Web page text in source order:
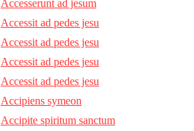
Accesserunt ad jesum
Accessit ad pedes jesu
Accessit ad pedes jesu
Accessit ad pedes jesu
Accessit ad pedes jesu
Accipiens symeon
Accipite spiritum sanctum